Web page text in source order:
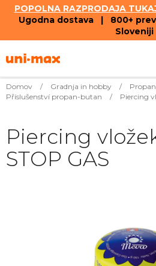
POPOLNA RAZPRODAJA
Ugodna dostava | 800+
Sloveniji
to
Domov / Gradnja in hobby /
Příslušenství propan-butan
/ Piercing
Piercing
STOP GAS